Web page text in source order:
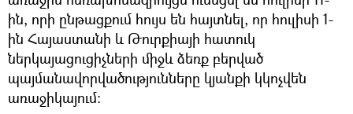
ին, որի ընթացքում հույս են հայտնել, որ հուլիսի 1-
ին Հայաստանի և Թուրքիայի հատուկ
ներկայացուցիչների միջև ձեռք բերված
պայմանավորվածությունները կյանքի կկոչվեն
առաջիկայում: